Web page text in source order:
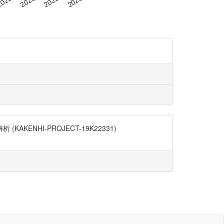
(KAKENHI-PROJECT-19K22331)